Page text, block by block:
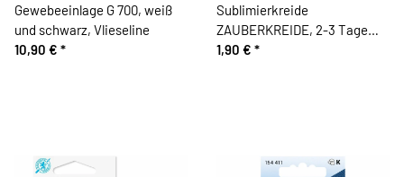
Gewebeeinlage G 700, weiß
und schwarz, Vlieseline
10,90 € *
Sublimierkreide
ZAUBERKREIDE, 2-3 Tage
sichtbar, weiß
1,90 € *